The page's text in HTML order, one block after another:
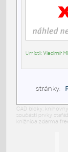
Umístil:Vladimír
stránky:
CAD bloky:
součásti prvky
knižnica zdarma